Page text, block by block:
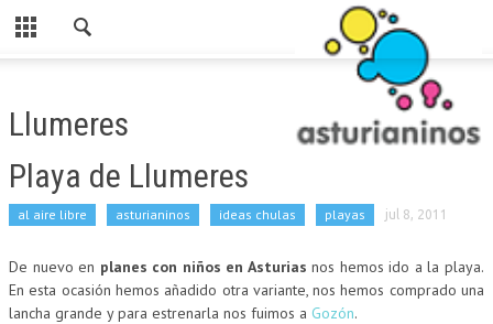
Cerrar
CATEGORIAS
PARA ESTE FINDE
ASTURIANINOS
RUTAS
AL AIRE LIBRE
Llumeres
Playa de Llumeres
al aire libre asturianinos ideas chulas playas jul 8, 2011
De nuevo en planes con niños en Asturias nos hemos ido a la playa.
En esta ocasión hemos añadido otra variante, nos hemos comprado una
lancha grande y para estrenarla nos fuimos a Gozón.